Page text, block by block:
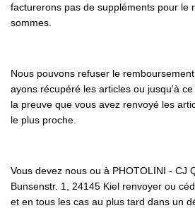
facturerons pas de suppléments pour le
sommes.
Nous pouvons refuser le
ayons récupéré les articles ou jusqu'à
la preuve que vous avez renvoyé les
le plus proche.
Vous devez nous ou à PHOTOLINI - CJ
Bunsenstr. 1, 24145 Kiel renvoyer ou
et en tous les cas au plus tard dans un